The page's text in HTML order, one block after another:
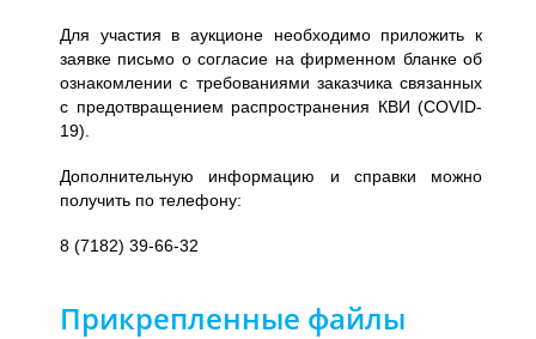
Для участия в аукционе необходимо приложить к
заявке письмо о согласие на фирменном бланке об
ознакомлении с требованиями заказчика связанных
с предотвращением распространения КВИ (COVID-
19).
Дополнительную информацию и справки можно
получить по телефону:
8 (7182) 39-66-32
Прикрепленные файлы